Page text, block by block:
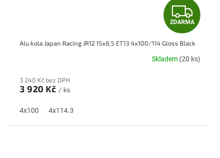
Z
D
A
ZDARMA
Alu kola Japan Racing JR12 15x8,5 ET13 4x100/114 Gloss Black
Skladem (20 ks)
3 240 Kč bez DPH
3 920 Kč / ks
4x100 4x114.3